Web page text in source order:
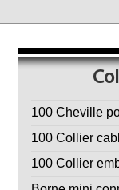
100 Cheville
100 Collier
100 Collier